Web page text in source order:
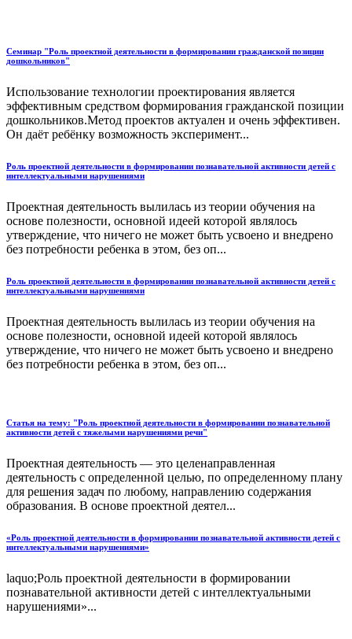
Семинар "Роль проектной деятельности в формировании гражданской позиции
дошкольников"
Использование технологии проектирования является
эффективным средством формирования гражданской позиции
дошкольников.Метод проектов актуален и очень эффективен.
Он даёт ребёнку возможность эксперимент...
Роль проектной деятельности в формировании познавательной активности детей с
интеллектуальными нарушениями
Проектная деятельность вылилась из теории обучения на
основе полезности, основной идеей которой являлось
утверждение, что ничего не может быть усвоено и внедрено
без потребности ребенка в этом, без оп...
Роль проектной деятельности в формировании познавательной активности детей с
интеллектуальными нарушениями
Проектная деятельность вылилась из теории обучения на
основе полезности, основной идеей которой являлось
утверждение, что ничего не может быть усвоено и внедрено
без потребности ребенка в этом, без оп...
Статья на тему: "Роль проектной деятельности в формировании познавательной
активности детей с тяжелыми нарушениями речи"
Проектная деятельность — это целенаправленная
деятельность с определенной целью, по определенному плану
для решения задач по любому, направлению содержания
образования. В основе проектной деятел...
«Роль проектной деятельности в формировании познавательной активности детей с
интеллектуальными нарушениями»
laquo;Роль проектной деятельности в формировании
познавательной активности детей с интеллектуальными
нарушениями»...